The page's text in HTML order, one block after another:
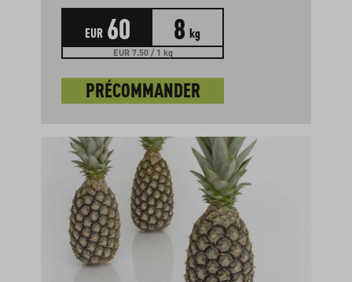
EUR 60 8 kg
EUR 7.50 / 1 kg
PRÉCOMMANDER